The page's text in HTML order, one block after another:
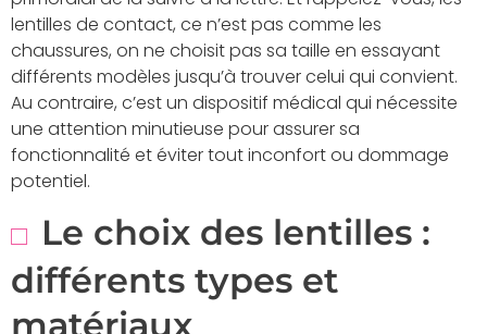
lentilles de contact, ce n’est pas comme les
chaussures, on ne choisit pas sa taille en essayant
différents modèles jusqu’à trouver celui qui convient.
Au contraire, c’est un dispositif médical qui nécessite
une attention minutieuse pour assurer sa
fonctionnalité et éviter tout inconfort ou dommage
potentiel.
Le choix des lentilles :
différents types et
matériaux